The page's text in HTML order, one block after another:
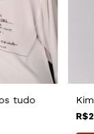
tudo